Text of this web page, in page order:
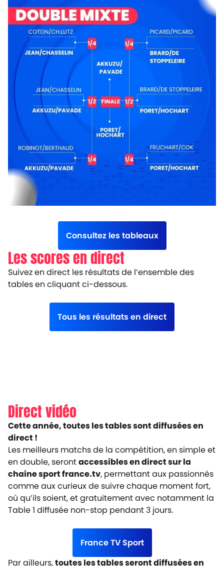
Consultez les tableaux
Les scores en direct
Suivez en direct les résultats de l’ensemble des
tables en cliquant ci-dessous.
Tous les résultats en direct
Direct vidéo
Cette année, toutes les tables sont diffusées en
direct !
Les meilleurs matchs de la compétition, en simple et
en double, serontaccessibles en direct sur la
chaine sport france.tv, permettant aux passionnés
comme aux curieux de suivre chaque moment fort,
où qu’ils soient, et gratuitement avec notamment la
Table 1 diffusée non-stop pendant 3 jours.
France TV Sport
Par ailleurs,toutes les tables seront diffusées en